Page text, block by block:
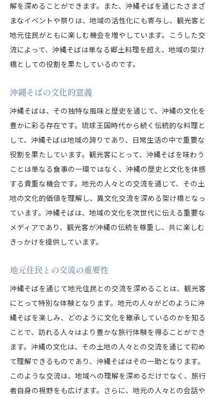
解を深めることができます。また、沖縄そばを通じたさまざ
まなイベントや祭りは、地域の活性化にも寄与し、観光客と
地元住民がともに楽しむ機会を増やしています。こうした交
流によって、沖縄そばは単なる郷土料理を超え、地域の架け
橋としての役割を果たしているのです。
沖縄そばの文化的意義
沖縄そばは、その独特な風味と歴史を通じて、沖縄の文化を
豊かに彩る存在です。琉球王国時代から続く伝統的な料理と
して、沖縄そばは地域の誇りであり、日常生活の中で重要な
役割を果たしています。観光客にとって、沖縄そばを味わう
ことは単なる食事の一環ではなく、沖縄の歴史と文化を体感
する貴重な機会です。地元の人々との交流を通じて、その土
地の文化的価値を理解し、異文化交流を深める架け橋となっ
ています。沖縄そばは、地域の文化を次世代に伝える重要な
メディアであり、観光客が沖縄の伝統を尊重し、共に楽しむ
きっかけを提供しています。
地元住民との交流の重要性
沖縄そばを通じて地元住民との交流を深めることは、観光客
にとって特別な体験となります。地元の人々がどのように沖
縄そばを楽しみ、どのように文化を継承しているのかを知る
ことで、訪れる人々はより豊かな旅行体験を得ることができ
ます。沖縄の文化は、その土地の人々との交流を通じて初め
て理解できるものであり、沖縄そばはその一助となります。
このような交流は、地域への理解を深めるだけでなく、旅行
者自身の視野をも広げます。さらに、地元の人々との会話や